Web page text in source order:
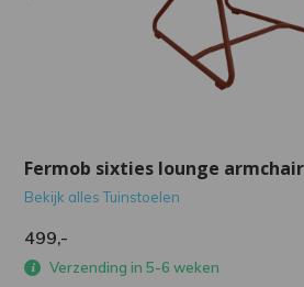
Fermob sixties lounge armchair
Bekijk alles Tuinstoelen
499,-
Verzending in 5-6 weken